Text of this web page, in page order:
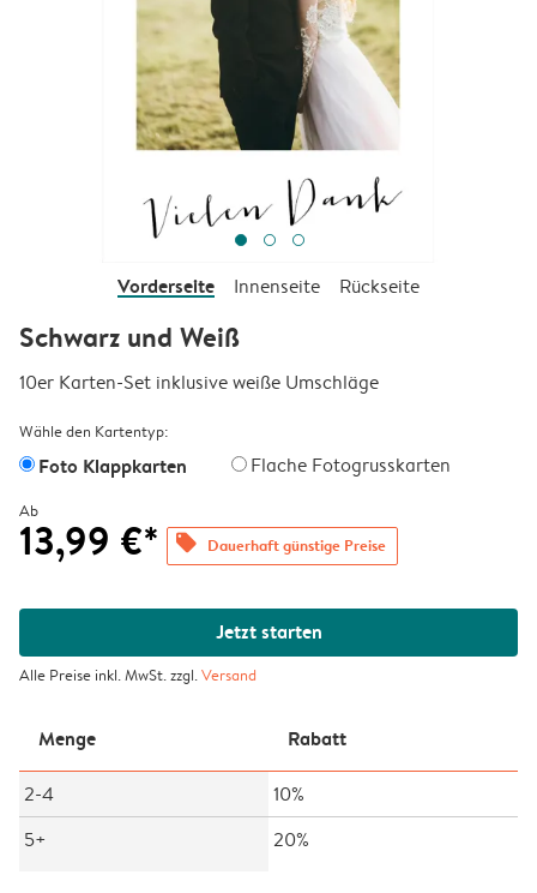
Vorderseite Innenseite Rückseite
Schwarz und Weiß
10er Karten-Set inklusive weiße Umschläge
Wähle den Kartentyp:
Foto Klappkarten Flache Fotogrusskarten
Ab
13,99 €* offers Dauerhaft günstige Preise
Jetzt starten
Alle Preise inkl. MwSt. zzgl.Versand
Menge Rabatt
2-4
10%
5+
20%